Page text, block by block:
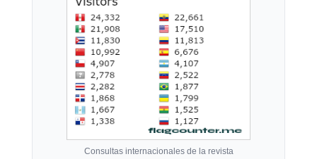
Consultas internacionales de la revista